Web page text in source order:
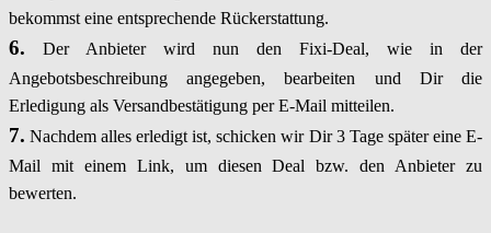
bekommst eine entsprechende Rückerstattung.
6. Der Anbieter wird nun den Fixi-Deal, wie in der
Angebotsbeschreibung angegeben, bearbeiten und Dir die
Erledigung als Versandbestätigung per E-Mail mitteilen.
7. Nachdem alles erledigt ist, schicken wir Dir 3 Tage später eine E-
Mail mit einem Link, um diesen Deal bzw. den Anbieter zu
bewerten.